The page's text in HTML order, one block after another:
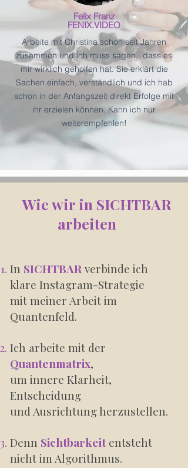
Felix Franz
FENIX.VIDEO
Arbeite mit Christina schon seit Jahren
zusammen und ich muss sagen, dass es
mir wirklich geholfen hat. Sie erklärt die
Sachen einfach, verständlich und ich hab
schon in der Anfangszeit direkt Erfolge mit
ihr erzielen können. Kann ich nur
weiterempfehlen!
Wie wir in SICHTBAR
arbeiten
In SICHTBAR verbinde ich
klare Instagram-Strategie
mit meiner Arbeit im
Quantenfeld.
Ich arbeite mit der
Quantenmatrix,
um innere Klarheit,
Entscheidung
und Ausrichtung herzustellen.
Denn Sichtbarkeit entsteht
nicht im Algorithmus.